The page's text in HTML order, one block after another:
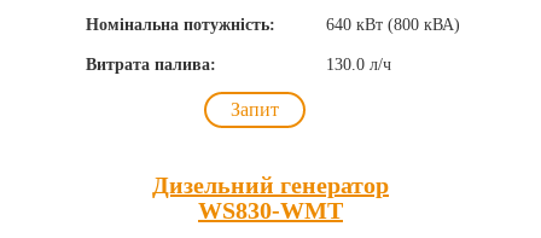
Номінальна потужність: 640 кВт (800 кВА)
Витрата палива: 130.0 л/ч
Запит
Дизельний генератор
WS830-WMT